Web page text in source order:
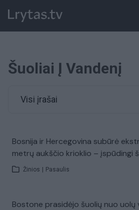
Šuoliai Į Vandenį
Visi įrašai
Bosnija ir Hercegovina subūrė
metrų aukščio krioklio – įspūdingi
Žinios Pasaulis
Bostone prasidėjo šuolių nuo uolų